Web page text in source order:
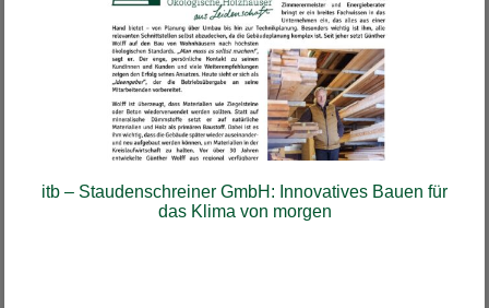
itb – Staudenschreiner GmbH: Innovatives Bauen für
das Klima von morgen